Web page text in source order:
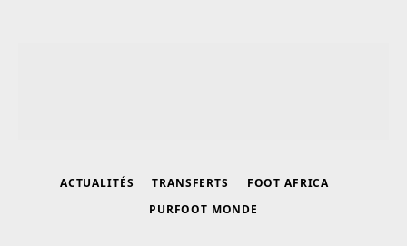
ACTUALITÉS TRANSFERTS
FOOT AFRICA
PURFOOT MONDE